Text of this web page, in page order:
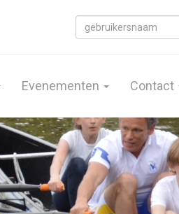
Evenementen Contact